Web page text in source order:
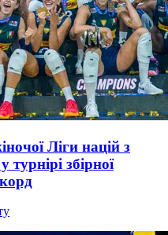
Ліги націй з
збірної